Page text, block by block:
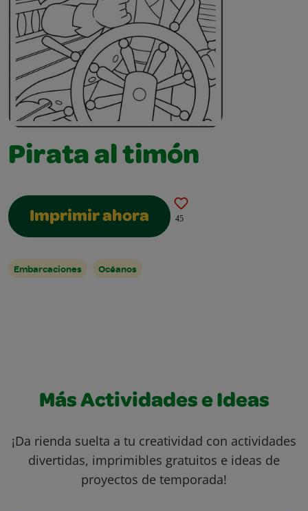
Pirata al timón
Imprimir ahora 45
Embarcaciones Océanos
Más Actividades e Ideas
¡Da rienda suelta a tu creatividad con actividades
divertidas, imprimibles gratuitos e ideas de
proyectos de temporada!